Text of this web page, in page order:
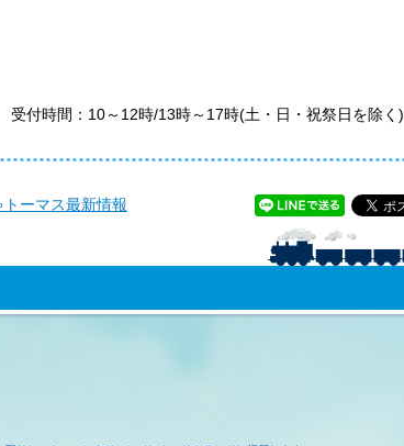
付時間：10～12時/13時～17時(土・日・祝祭日を除く)
トーマス最新情報